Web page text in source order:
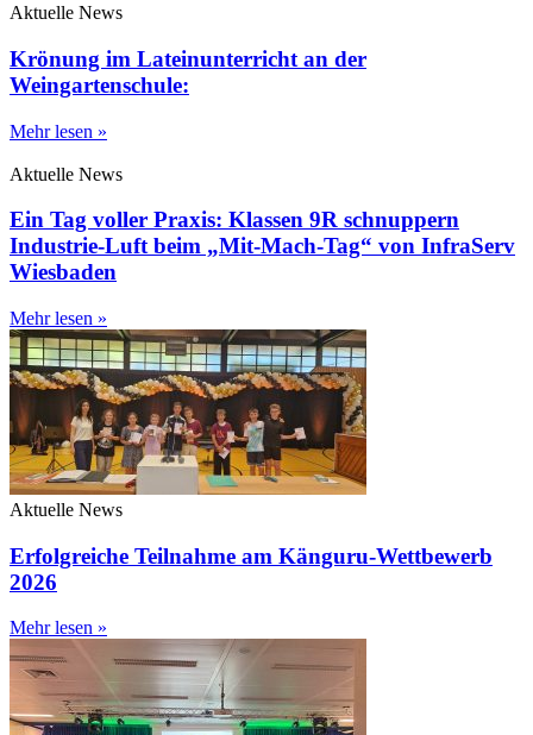
Aktuelle News
Krönung im Lateinunterricht an der
Weingartenschule:
Mehr lesen »
Aktuelle News
Ein Tag voller Praxis: Klassen 9R schnuppern
Industrie-Luft beim „Mit-Mach-Tag“ von InfraServ
Wiesbaden
Mehr lesen »
Aktuelle News
Erfolgreiche Teilnahme am Känguru-Wettbewerb
2026
Mehr lesen »